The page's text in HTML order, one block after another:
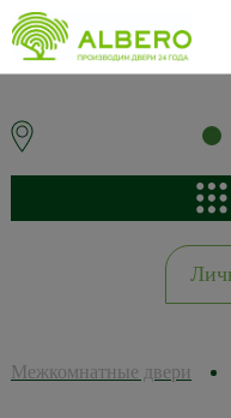
Межкомнатные двери